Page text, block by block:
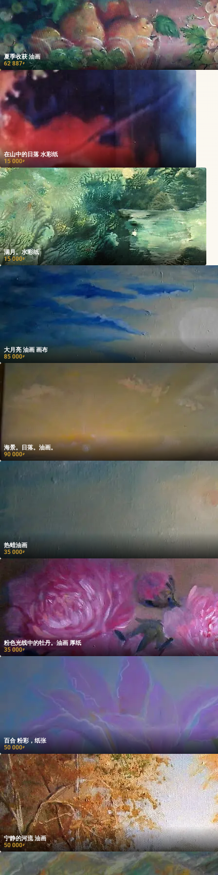
夏季收获 油画
62 887₽
在山中的日落 水彩纸
15 000₽
满月。水彩纸
15 000₽
大月亮 油画 画布
85 000₽
海景。日落。油画。
90 000₽
热蜡油画
35 000₽
粉色光线中的牡丹。油画 厚纸
35 000₽
百合 粉彩，纸张
50 000₽
宁静的河流 油画
50 000₽